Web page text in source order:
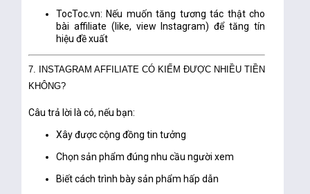
TocToc.vn: Nếu muốn tăng tương tác thật cho
bài affiliate (like, view Instagram) để tăng tín
hiệu đề xuất
7. INSTAGRAM AFFILIATE CÓ KIẾM ĐƯỢC NHIỀU TIỀN
KHÔNG?
Câu trả lời làcó, nếu bạn:
Xây được cộng đồng tin tưởng
Chọn sản phẩm đúng nhu cầu người xem
Biết cách trình bày sản phẩm hấp dẫn